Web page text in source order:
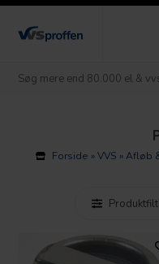
Forside »VVS »Afløb